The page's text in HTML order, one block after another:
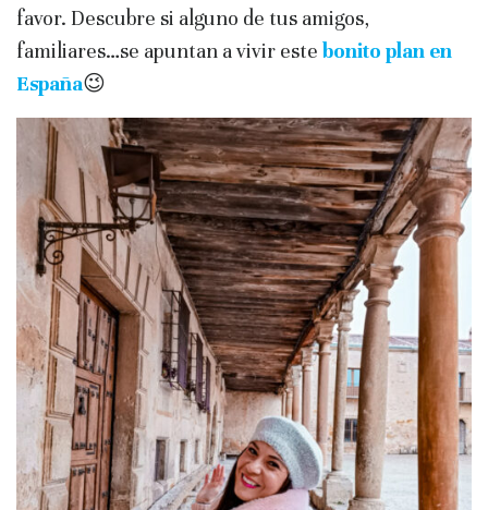
favor. Descubre si alguno de tus amigos,
familiares…se apuntan a vivir este bonito plan en
España😉